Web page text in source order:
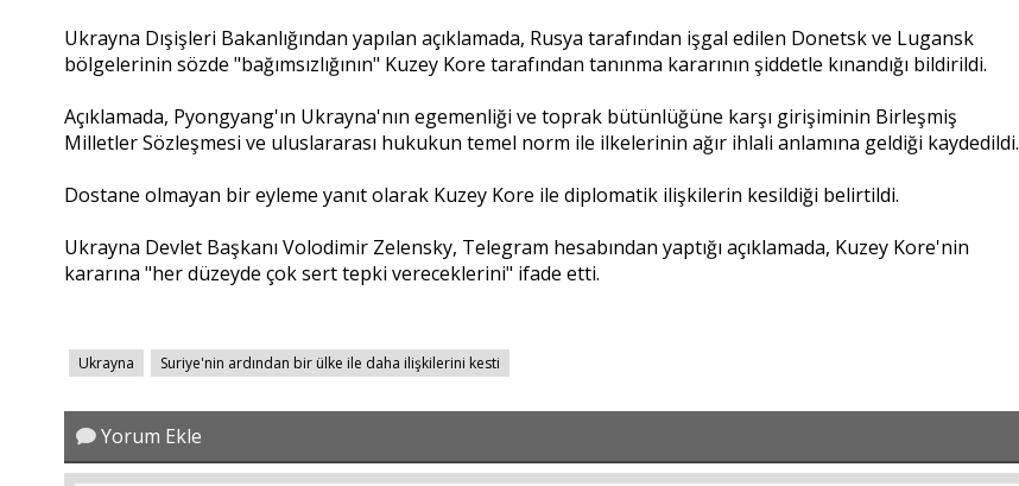
Ukrayna Dışişleri Bakanlığından yapılan açıklamada, Rusya tarafından işgal edilen Donetsk ve Lugansk
bölgelerinin sözde "bağımsızlığının" Kuzey Kore tarafından tanınma kararının şiddetle kınandığı bildirildi.
Açıklamada, Pyongyang'ın Ukrayna'nın egemenliği ve toprak bütünlüğüne karşı girişiminin Birleşmiş
Milletler Sözleşmesi ve uluslararası hukukun temel norm ile ilkelerinin ağır ihlali anlamına geldiği kaydedildi.
Dostane olmayan bir eyleme yanıt olarak Kuzey Kore ile diplomatik ilişkilerin kesildiği belirtildi.
Ukrayna Devlet Başkanı Volodimir Zelensky, Telegram hesabından yaptığı açıklamada, Kuzey Kore'nin
kararına "her düzeyde çok sert tepki vereceklerini" ifade etti.
Ukrayna Suriye'nin ardından bir ülke ile daha ilişkilerini kesti
Yorum Ekle